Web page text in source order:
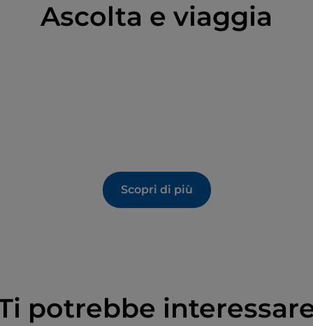
Ascolta e viaggia
Scopri di più
potrebbe